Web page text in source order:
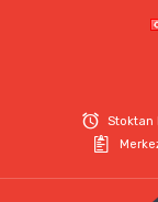
Stoktan